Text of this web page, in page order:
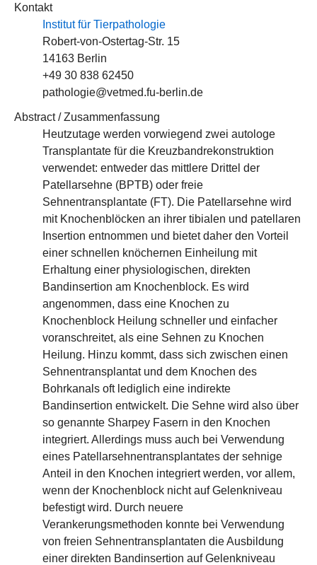
Kontakt
Institut für Tierpathologie
Robert-von-Ostertag-Str. 15
14163 Berlin
+49 30 838 62450
pathologie@vetmed.fu-berlin.de
Abstract / Zusammenfassung
Heutzutage werden vorwiegend zwei autologe
Transplantate für die Kreuzbandrekonstruktion
verwendet: entweder das mittlere Drittel der
Patellarsehne (BPTB) oder freie
Sehnentransplantate (FT). Die Patellarsehne wird
mit Knochenblöcken an ihrer tibialen und patellaren
Insertion entnommen und bietet daher den Vorteil
einer schnellen knöchernen Einheilung mit
Erhaltung einer physiologischen, direkten
Bandinsertion am Knochenblock. Es wird
angenommen, dass eine Knochen zu
Knochenblock Heilung schneller und einfacher
voranschreitet, als eine Sehnen zu Knochen
Heilung. Hinzu kommt, dass sich zwischen einen
Sehnentransplantat und dem Knochen des
Bohrkanals oft lediglich eine indirekte
Bandinsertion entwickelt. Die Sehne wird also über
so genannte Sharpey Fasern in den Knochen
integriert. Allerdings muss auch bei Verwendung
eines Patellarsehnentransplantates der sehnige
Anteil in den Knochen integriert werden, vor allem,
wenn der Knochenblock nicht auf Gelenkniveau
befestigt wird. Durch neuere
Verankerungsmethoden konnte bei Verwendung
von freien Sehnentransplantaten die Ausbildung
einer direkten Bandinsertion auf Gelenkniveau